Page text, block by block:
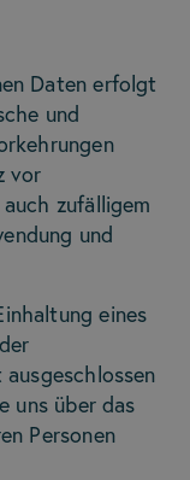
Daten erfolgt
und
vor
zufälligem
und
eines
uns über das
Personen